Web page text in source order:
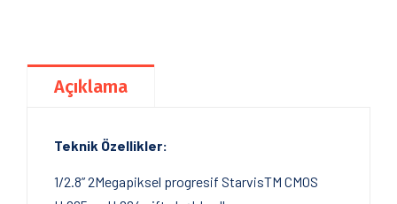
Açıklama
Teknik Özellikler:
1/2.8” 2Megapiksel progresif StarvisTM CMOS